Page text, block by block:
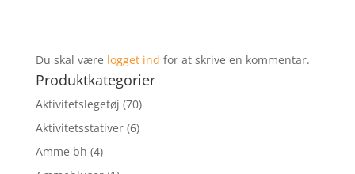
Du skal være logget ind for at skrive en kommentar.
Produktkategorier
Aktivitetslegetøj (70)
Aktivitetsstativer (6)
Amme bh (4)